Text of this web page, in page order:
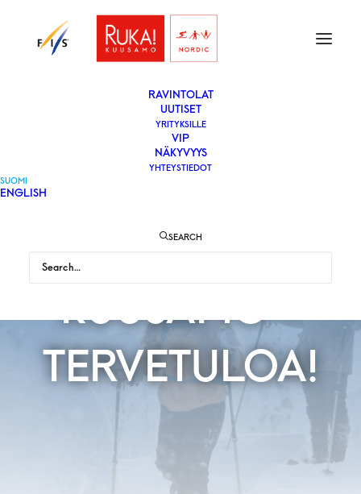
VAPAAEHTOISEKSI
YLEISÖLLE
­RAVINTOLAT
UUTISET
YRITYKSILLE
VIP
NÄKYVYYS
YHTEYSTIEDOT
SUOMI
ENGLISH
SEARCH
SUA KUTSUU
KUUSAMO –
TERVETULOA!